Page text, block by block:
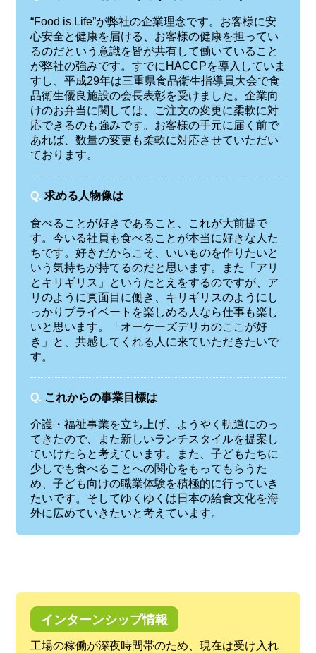
“Food is Life”が弊社の企業理念です。お客様に安
心安全と健康を届ける、お客様の健康を担ってい
るのだという意識を皆が共有して働いていること
が弊社の強みです。すでにHACCPを導入していま
すし、平成29年は三重県食品衛生指導員大会で食
品衛生優良施設の会長表彰を受けました。企業向
けのお弁当に関しては、ご注文の変更に柔軟に対
応できるのも強みです。お客様の手元に届く前で
あれば、数量の変更も柔軟に対応させていただい
ております。
Q. 求める人物像は
食べることが好きであること、これが大前提で
す。今いる社員も食べることが本当に好きな人た
ちです。好きだからこそ、いいものを作りたいと
いう気持ちが持てるのだと思います。また「アリ
とキリギリス」というたとえをするのですが、ア
リのように真面目に働き、キリギリスのようにし
っかりプライベートを楽しめる人なら仕事も楽し
いと思います。「オーケーズデリカのここが好
き」と、共感してくれる人に来ていただきたいで
す。
Q. これからの事業目標は
介護・福祉事業を立ち上げ、ようやく軌道にのっ
てきたので、また新しいランチスタイルを提案し
ていけたらと考えています。また、子どもたちに
少しでも食べることへの関心をもってもらうた
め、子ども向けの職業体験を積極的に行っていき
たいです。そしてゆくゆくは日本の給食文化を海
外に広めていきたいと考えています。
インターンシップ情報
工場の稼働が深夜時間帯のため、現在は受け入れ